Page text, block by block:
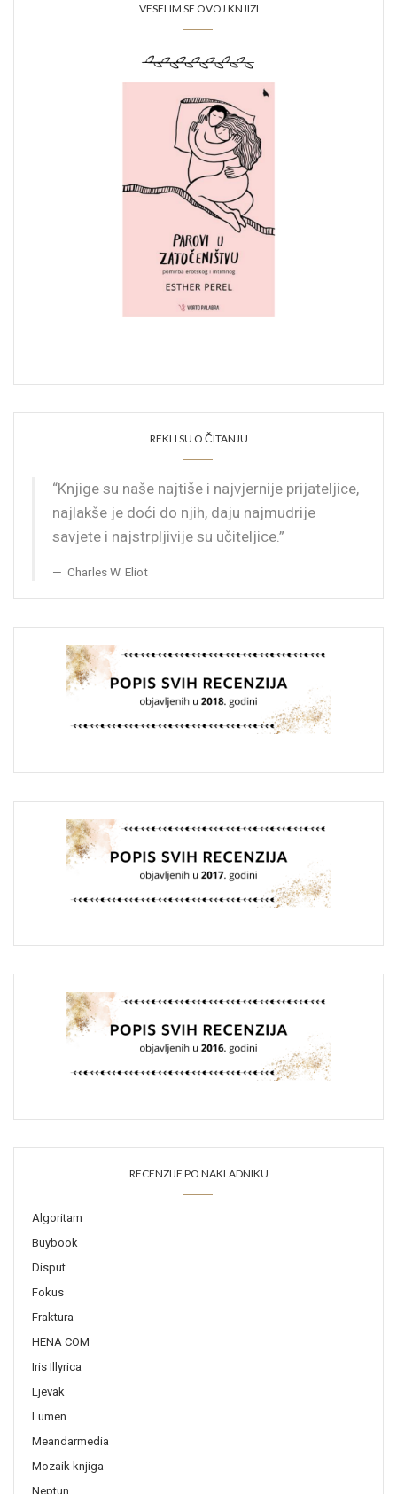
VESELIM SE OVOJ KNJIZI
REKLI SU O ČITANJU
“Knjige su naše najtiše i najvjernije prijateljice,
najlakše je doći do njih, daju najmudrije
savjete i najstrpljivije su učiteljice.”
Charles W. Eliot
RECENZIJE PO NAKLADNIKU
Algoritam
Buybook
Disput
Fokus
Fraktura
HENA COM
Iris Illyrica
Ljevak
Lumen
Meandarmedia
Mozaik knjiga
Neptun